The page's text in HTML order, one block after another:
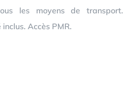
les moyens de transport.
Accès PMR.